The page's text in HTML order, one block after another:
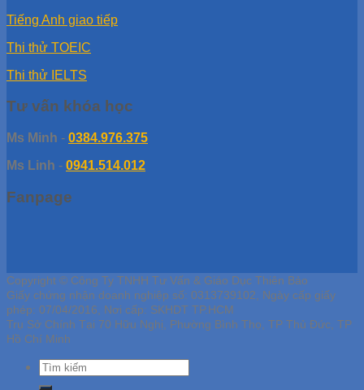
Tiếng Anh giao tiếp
Thi thử TOEIC
Thi thử IELTS
Tư vấn khóa học
Ms Minh - 0384.976.375
Ms Linh - 0941.514.012
Fanpage
Copyright © Công Ty TNHH Tư Vấn & Giáo Dục Thiên Bảo
Giấy chứng nhận doanh nghiệp số: 0313739102, Ngày cấp giấy
phép: 07/04/2016, Nơi cấp: SKHDT TP.HCM
Trụ Sở Chính Tại 70 Hữu Nghị, Phường Bình Thọ, TP Thủ Đức, TP
Hồ Chí Minh